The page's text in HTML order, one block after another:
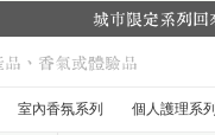
城市限定系列回
室內香氛系列 個人護理系列